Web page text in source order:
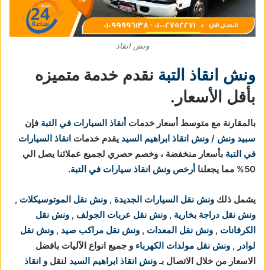
ونش انقاذ
ونش انقاذ التبة نقدم خدمة متميزه
بأقل الأسعار.
بالمقارنة مع متوسط أسعار خدمات أنقاذ السيارات في التبة فإن
سبيد ونش / ونش انقاذ ابراهيم السيد يقدم خدمات انقاذ السيارات
في التبة بأسعار منخفضة ، وخصم حصري لجميع عملائنا يصل الي
50% مما يجعلنا
أرخص ونش انقاذ سيارات في التبة.
يشمل ذلك ونش نقل السيارات الجديدة , ونش نقل الموتوسيكلات ,
ونش نقل دراجة بخارية , ونش نقل عربات الجولف , ونش نقل
الكرفانات , ونش نقل المعدات , ونش نقل مراكب صيد , ونش نقل
لوادر , ونش نقل مولدات الكهرباء و جميع انواع الآليات بافضل
الاسعار من خلال الاتصال بـونش انقاذ ابراهيم السيد لنقل و انقاذ